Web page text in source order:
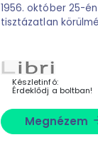
1956. október 25-
tisztázatlan
Készletinfó:
Érdeklődj a boltban!
Megnézem